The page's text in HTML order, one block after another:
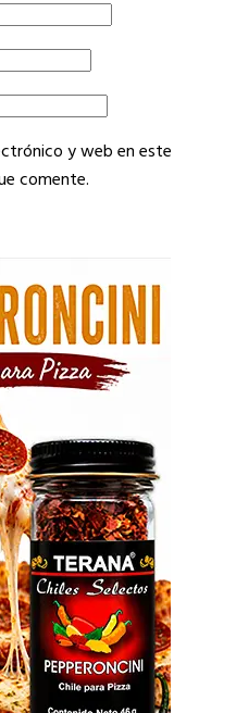
y web en este
comente.